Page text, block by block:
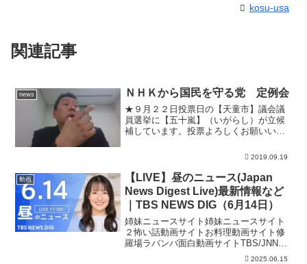
kosu-usa
関連記事
news ＮＨＫから国民を守る党 定例会
★９月２２日投票日の【天童市】議会議
員選挙に【五十嵐】（いがらし）が立候
補しています。投票よろしくお願いいた
示・小牧市９／２２告示の市議会議員選
を擁立する予定です。★現...
2019.09.19
動画
【LIVE】昼のニュース(Japan
News Digest Live)最新情報など
｜TBS NEWS DIG（6月14日）
姉妹ニュースサイト姉妹ニュースサイト
２怖い話動画サイトお料理動画サイト修
羅場ラバンバ面白動画サイトTBS/JNNニ
ュースから、最新情報をダイジェストで
2025.06.15